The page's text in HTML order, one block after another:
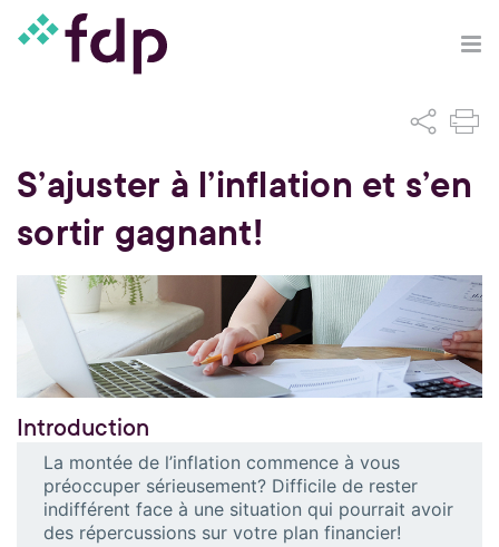
S’ajuster à l’inflation et s’en
sortir gagnant!
Introduction
La montée de l’inflation commence à vous
préoccuper sérieusement? Difficile de rester
indifférent face à une situation qui pourrait avoir
des répercussions sur votre plan financier!